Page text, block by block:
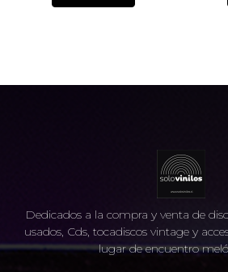
Dedicados a la compra y venta de
usados, Cds, tocadiscos vintage y
lugar de encuentro